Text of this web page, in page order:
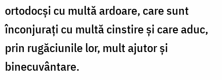
ortodocşi cu multă ardoare, care sunt
înconjuraţi cu multă cinstire şi care aduc,
prin rugăciunile lor, mult ajutor şi
binecuvântare.